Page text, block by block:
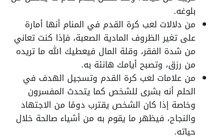
بلوغه.
من دلالات لعب كرة القدم في المنام أنها أمارة
على تغير الظروف المادية الصعبة، فإذا كنت تعاني
من شدة الفقر، وقلة المال فيعطيك الله ما تريده
من رزق، وتصبح أيامك هانئة به.
من علامات لعب كرة القدم وتسجيل الهدف في
الحلم أنه بشرى للشخص كما يتحدث المفسرون
وخاصة إذا كان الشخص يقترب دومًا من الاجتهاد
والنجاح، فيظهر ما يقوم به من أشياء صالحة خلال
حياته.